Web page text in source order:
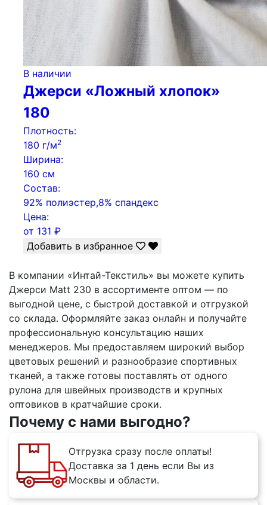
В наличии
Джерси «Ложный хлопок»
180
Плотность:
180 г/м2
Ширина:
160 см
Состав:
92% полиэстер,8% спандекс
Цена:
от 131 ₽
Добавить в избранное
В компании «Интай-Текстиль» вы можете купить
Джерси Matt 230 в ассортименте оптом — по
выгодной цене, с быстрой доставкой и отгрузкой
со склада. Оформляйте заказ онлайн и получайте
профессиональную консультацию наших
менеджеров. Мы предоставляем широкий выбор
цветовых решений и разнообразие спортивных
тканей, а также готовы поставлять от одного
рулона для швейных производств и крупных
оптовиков в кратчайшие сроки.
Почему с нами выгодно?
Отгрузка сразу после оплаты!
Доставка за 1 день если Вы из
Москвы и области.